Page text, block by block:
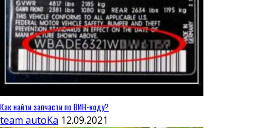
Как найти запчасти по ВИН-коду?
team autoKa 12.09.2021